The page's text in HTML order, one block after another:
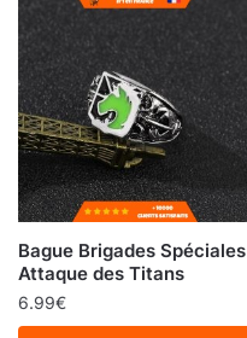
Bague Brigades Spéciales
Attaque des Titans
6.99€